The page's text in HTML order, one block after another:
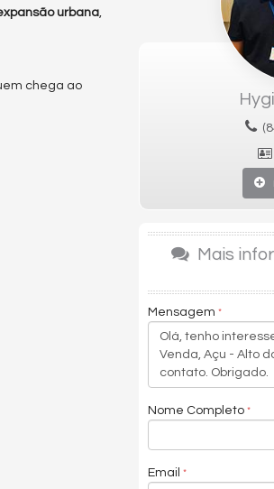
urbana,
chega ao
Mais
Mensagem
Nome Completo
Email